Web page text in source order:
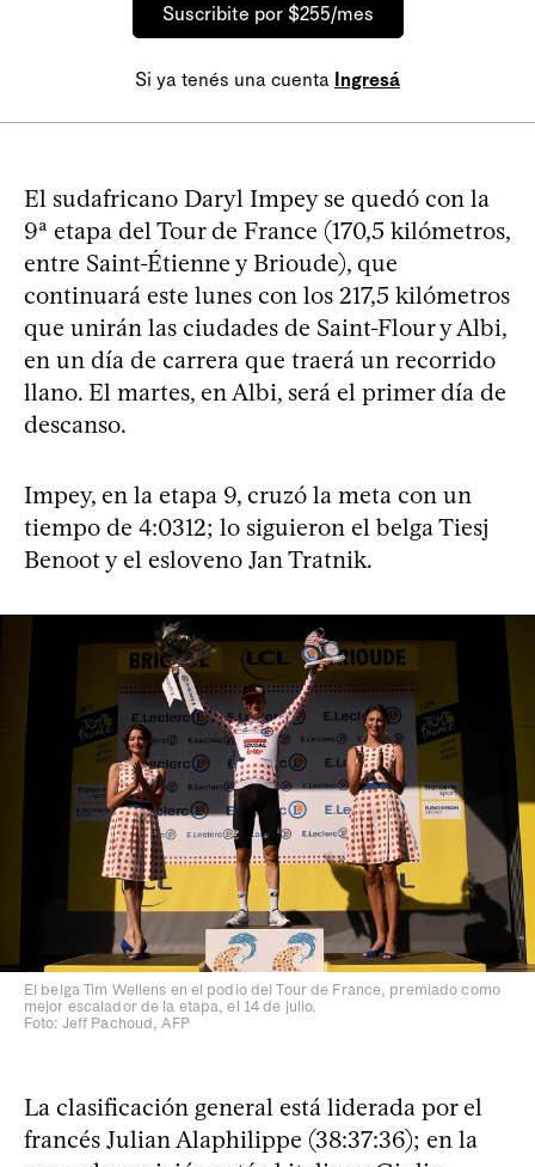
Suscribite por $255/mes
Si ya tenés una cuenta Ingresá
El sudafricano Daryl Impey se quedó con la
9ª etapa del Tour de France (170,5 kilómetros,
entre Saint-Étienne y Brioude), que
continuará este lunes con los 217,5 kilómetros
que unirán las ciudades de Saint-Flour y Albi,
en un día de carrera que traerá un recorrido
llano. El martes, en Albi, será el primer día de
descanso.
Impey, en la etapa 9, cruzó la meta con un
tiempo de 4:0312; lo siguieron el belga Tiesj
Benoot y el esloveno Jan Tratnik.
El belga Tim Wellens en el podio del Tour de France, premiado como
mejor escalador de la etapa, el 14 de julio.
Foto: Jeff Pachoud, AFP
La clasificación general está liderada por el
francés Julian Alaphilippe (38:37:36); en la